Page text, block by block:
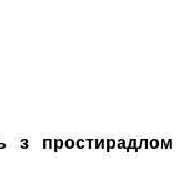
з простирадлом